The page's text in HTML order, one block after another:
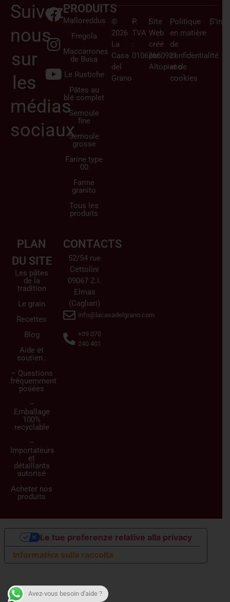
Suivez-
nous
sur
les
médias
sociaux
PRODUITS
Malloreddus
Fregola
Maccarrones
de Busa
Le Rustiche
Pâtes au
blé complet
Semoule
fine
Semoule
grosse
Farine type
00
Farine
granito
Tous les
produits
PLAN
DU SITE
Les pâtes
de la
tradition
Le grain
Recettes
Blog
Aide et
soutien :
– Questions
fréquemment
posées
–
Emballage
100%
recyclable
–
Importateurs
et
détaillants
autorisé
Acheter nos
produits
CONTACTS
52/54 rue
Cettolini
09067 Z.I.
Elmas
(Cagliari)
info@lacasadelgrano.com
+39 070
240 401
©
2026
La
Casa
del
Grano
–
P.
TVA
:
01062660921
|Site
Web
créé
par
Altopiano
|Politique
en matière
de
confidentialité
et de
cookies
|
Avez-vous besoin d'aide ?
Informativa sulla raccolta
Le tue preferenze relative alla privacy